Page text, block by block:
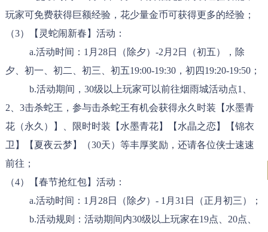
玩家可免费获得巨额经验，花少量金币可获得更多的经验；
（3）【灵蛇闹新春】活动：
a.活动时间：1月28日（除夕）-2月2日（初五），除
夕、初一、初二、初三、初五19:00-19:30，初四19:20-19:50；
b.活动期间，30级以上玩家可以前往烟雨城活动点1、
2、3击杀蛇王，参与击杀蛇王有机会获得永久时装【水墨青
花（永久）】、限时时装【水墨青花】【水晶之恋】【锦衣
卫】【夏夜云梦】（30天）等丰厚奖励，还请各位侠士速速
前往；
（4）【春节抢红包】活动：
a.活动时间：1月28日（除夕）- 1月31日（正月初三）；
b.活动规则：活动期间内30级以上玩家在19点、20点、